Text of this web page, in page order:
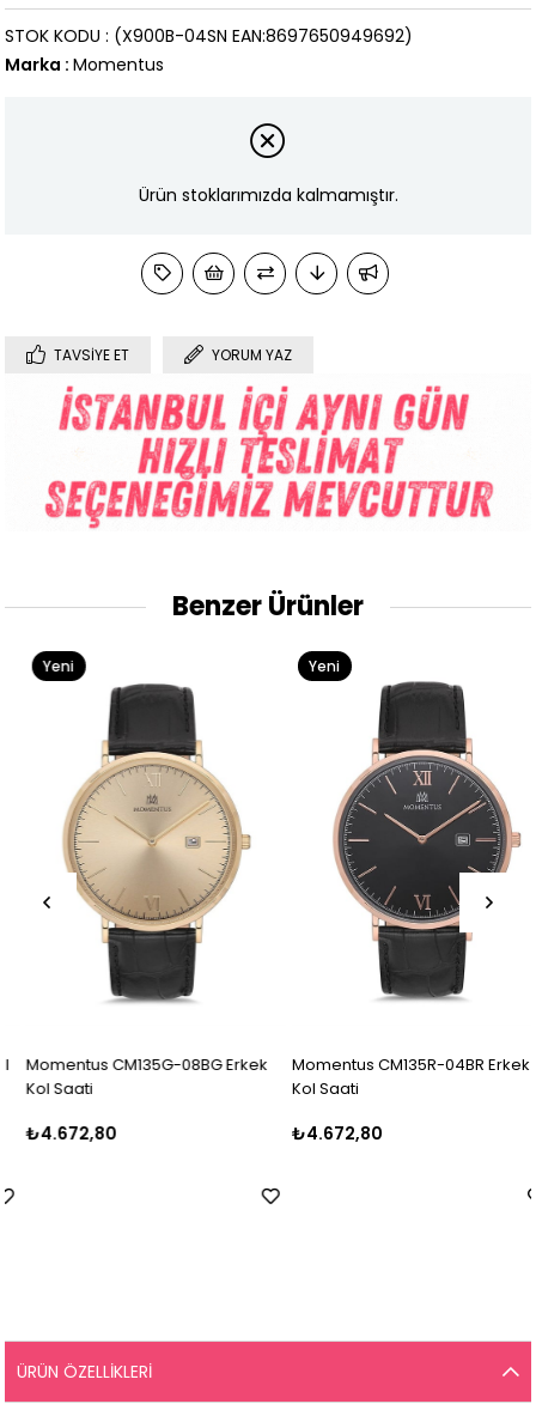
(X900B-04SN EAN:8697650949692)
STOK KODU
Marka : Momentus
Ürün stoklarımızda kalmamıştır.
TAVSIYE ET YORUM YAZ
Benzer Ürünler
Momentus CM135G-08BG Erkek
Kol Saati
₺4.672,80
Yeni
Momentus CM135R-04BR Erkek
Kol Saati
₺4.672,80
Yeni
ÜRÜN ÖZELLIKLERI